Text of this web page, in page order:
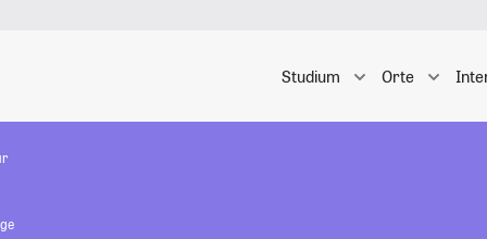
Studium Orte